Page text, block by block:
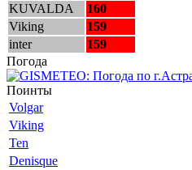
KUVALDA
160
Viking
159
inter
159
Погода
Поинты
Volgar
Viking
Ten
Denisque